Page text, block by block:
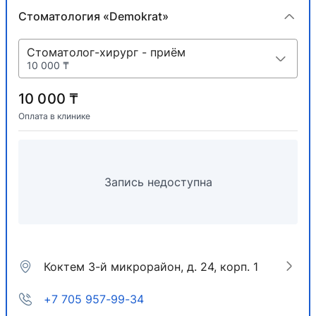
Стоматология «Demokrat»
Стоматолог-хирург - приём
10 000 ₸
10 000 ₸
Оплата в клинике
Запись недоступна
Коктем 3-й микрорайон, д. 24, корп. 1
+7 705 957-99-34